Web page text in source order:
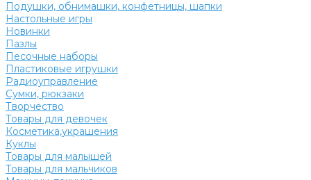
Подушки, обнимашки, конфетницы, шапки
Настольные игры
Новинки
Пазлы
Песочные наборы
Пластиковые игрушки
Радиоуправление
Сумки, рюкзаки
Творчество
Товары для девочек
Косметика,украшения
Куклы
Товары для малышей
Товары для мальчиков